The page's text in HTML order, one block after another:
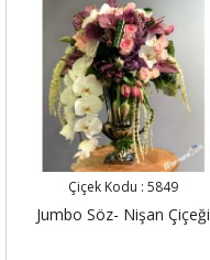
Çiçek Kodu : 5849
Jumbo Söz- Nişan Çiçeği